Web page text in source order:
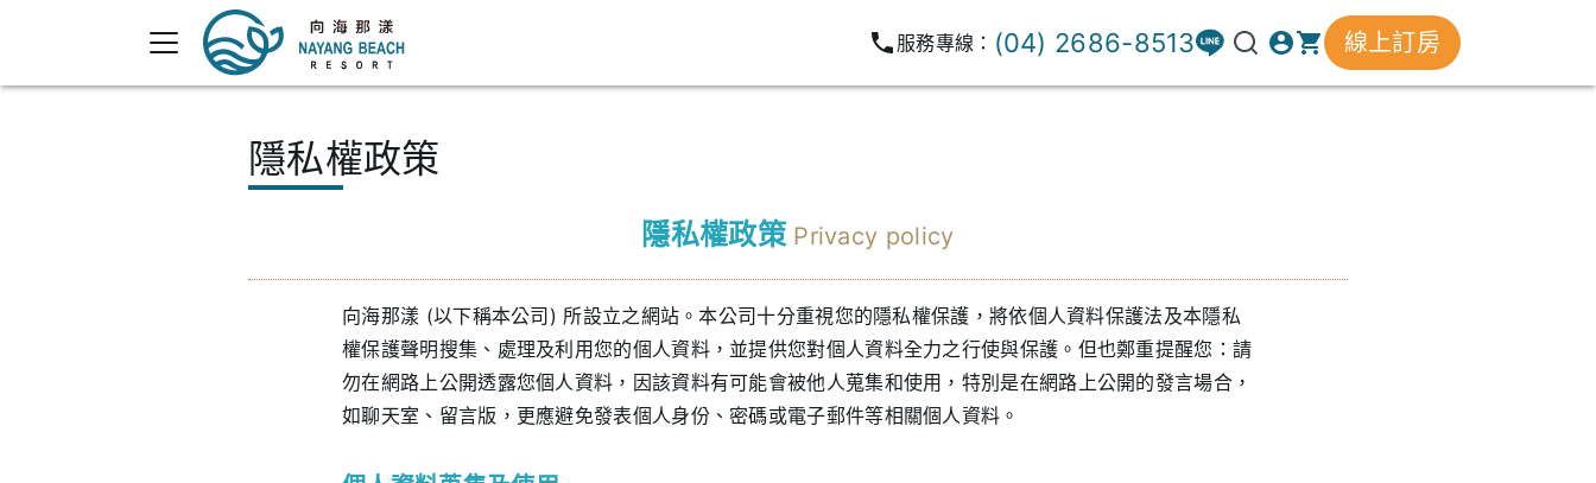
服務專線： (04) 2686-8513 線上訂房
隱私權政策
隱私權政策 Privacy policy
向海那漾 (以下稱本公司) 所設立之網站。本公司十分重視您的隱私權保護，將依個人資料保護法及本隱私
權保護聲明搜集、處理及利用您的個人資料，並提供您對個人資料全力之行使與保護。但也鄭重提醒您：請
勿在網路上公開透露您個人資料，因該資料有可能會被他人蒐集和使用，特別是在網路上公開的發言場合，
如聊天室、留言版，更應避免發表個人身份、密碼或電子郵件等相關個人資料。